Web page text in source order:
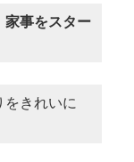
事をスター
をきれいに